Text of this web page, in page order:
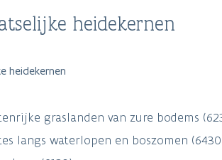
heidekernen
heidekernen
graslanden van zure bodems
langs waterlopen en boszomen